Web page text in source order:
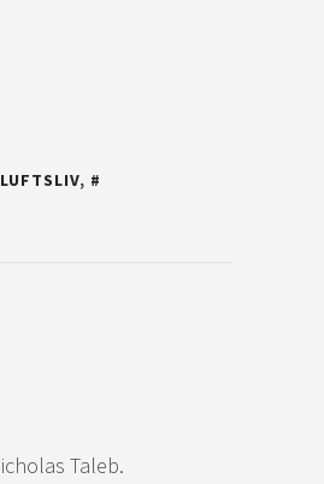
,
Taleb.